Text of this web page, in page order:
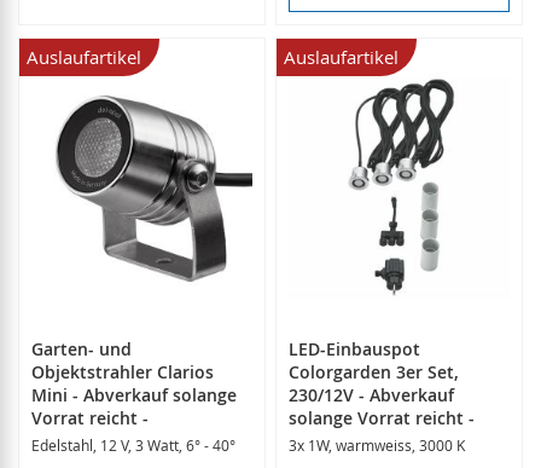
Auslaufartikel
Garten- und
Objektstrahler Clarios
Mini - Abverkauf solange
Vorrat reicht -
Edelstahl, 12 V, 3 Watt, 6° - 40°
Auslaufartikel
LED-Einbauspot
Colorgarden 3er Set,
230/12V - Abverkauf
solange Vorrat reicht -
3x 1W, warmweiss, 3000 K